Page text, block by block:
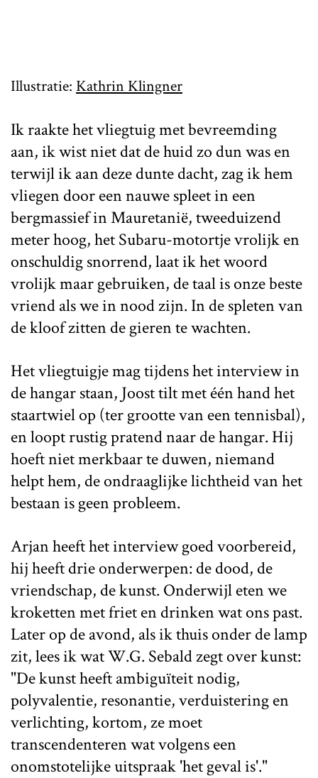
Illustratie: Kathrin Klingner
Ik raakte het vliegtuig met bevreemding
aan, ik wist niet dat de huid zo dun was en
terwijl ik aan deze dunte dacht, zag ik hem
vliegen door een nauwe spleet in een
bergmassief in Mauretanië, tweeduizend
meter hoog, het Subaru-motortje vrolijk en
onschuldig snorrend, laat ik het woord
vrolijk maar gebruiken, de taal is onze beste
vriend als we in nood zijn. In de spleten van
de kloof zitten de gieren te wachten.
Het vliegtuigje mag tijdens het interview in
de hangar staan, Joost tilt met één hand het
staartwiel op (ter grootte van een tennisbal),
en loopt rustig pratend naar de hangar. Hij
hoeft niet merkbaar te duwen, niemand
helpt hem, de ondraaglijke lichtheid van het
bestaan is geen probleem.
Arjan heeft het interview goed voorbereid,
hij heeft drie onderwerpen: de dood, de
vriendschap, de kunst. Onderwijl eten we
kroketten met friet en drinken wat ons past.
Later op de avond, als ik thuis onder de lamp
zit, lees ik wat W.G. Sebald zegt over kunst:
"De kunst heeft ambiguïteit nodig,
polyvalentie, resonantie, verduistering en
verlichting, kortom, ze moet
transcendenteren wat volgens een
onomstotelijke uitspraak 'het geval is'."